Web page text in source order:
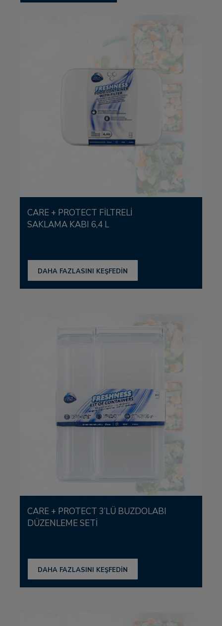
CARE + PROTECT FILTRELI
SAKLAMA KABI 6,4 L
DAHA FAZLASINI KEŞFEDİN
CARE + PROTECT 3’LÜ BUZDOLABI
DÜZENLEME SETI
DAHA FAZLASINI KEŞFEDİN